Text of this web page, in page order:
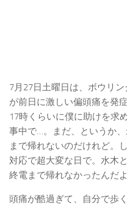
7月27日土曜日は、ボウリ
が前日に激しい偏頭痛を発
17時くらいに僕に助けを求
事中で…。まだ、というか
まで帰れないのだけれど。
対応で超大変な日で。水木
終電まで帰れなかったんだ
頭痛が酷過ぎて、自分で歩